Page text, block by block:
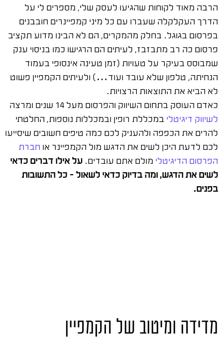
הרבה מאוד לקוחות שהגיעו לעסק שלי, מספרים לי על
הדרך העקלקלה שעברו עם כל מיני קמפיינרים חובבנים
בפרסום בגוגל. בחלק מהמקרים, הם לא הבינו מדוע תקציב
פרסום כה רב מתבזבז, לעיתים הם הרגישו כמו בניסוי ענק
שמבוסס בעיקר על טעויות (זמן טעינה אינסופי בעמוד
הנחיתה, טלפון שלא עובד ועוד…) ולעיתים הקמפיין פשוט
לא הביא את התוצאות הרצויות.
כאדם העוסק בתחום השיווק והפרסום מעל 14 שנים ומרצה
לשיווק דיגיטלי במכללת רופין ובמכללות נוספות, החלטתי
להרים את הכפפה ולהעניק לכם כמה טיפים חשובים שיסייעו
לכם לדעת היכן לשים את הדגש מול הקמפיינר או חברת
הפרסום הדיגיטלי מולם אתם עובדים. על אילו דברים כדאי
לשים את הדגש, ומה בדיוק כדאי לשאול – כל התשובות
בפנים.
מדידה ומיטוב של הקמפיין